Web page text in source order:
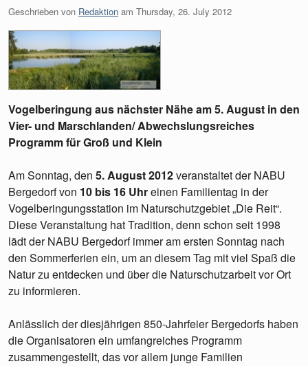
Geschrieben von Redaktion am Thursday, 26. July 2012
Vogelberingung aus nächster Nähe am 5. August in den
Vier- und Marschlanden/ Abwechslungsreiches
Programm für Groß und Klein
Am Sonntag, den 5. August 2012veranstaltet der NABU
Bergedorf von 10 bis 16 Uhreinen Familientag in der
Vogelberingungsstation im Naturschutzgebiet „Die Reit“.
Diese Veranstaltung hat Tradition, denn schon seit 1998
lädt der NABU Bergedorf immer am ersten Sonntag nach
den Sommerferien ein, um an diesem Tag mit viel Spaß die
Natur zu entdecken und über die Naturschutzarbeit vor Ort
zu informieren.
Anlässlich der diesjährigen 850-Jahrfeier Bergedorfs haben
die Organisatoren ein umfangreiches Programm
zusammengestellt, das vor allem junge Familien